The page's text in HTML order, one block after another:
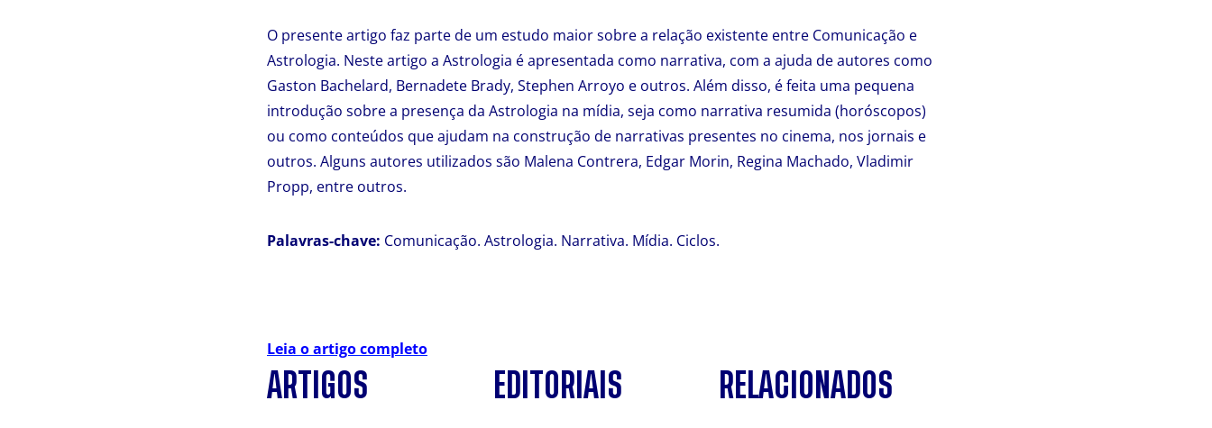
O presente artigo faz parte de um estudo maior sobre a relação existente entre Comunicação e
Astrologia. Neste artigo a Astrologia é apresentada como narrativa, com a ajuda de autores como
Gaston Bachelard, Bernadete Brady, Stephen Arroyo e outros. Além disso, é feita uma pequena
introdução sobre a presença da Astrologia na mídia, seja como narrativa resumida (horóscopos)
ou como conteúdos que ajudam na construção de narrativas presentes no cinema, nos jornais e
outros. Alguns autores utilizados são Malena Contrera, Edgar Morin, Regina Machado, Vladimir
Propp, entre outros.
Palavras-chave: Comunicação. Astrologia. Narrativa. Mídia. Ciclos.
Leia o artigo completo
ARTIGOS EDITORIAIS RELACIONADOS